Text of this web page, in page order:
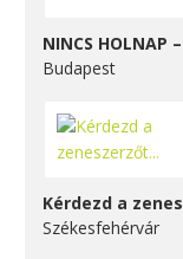
Budapest
Székesfehérvár